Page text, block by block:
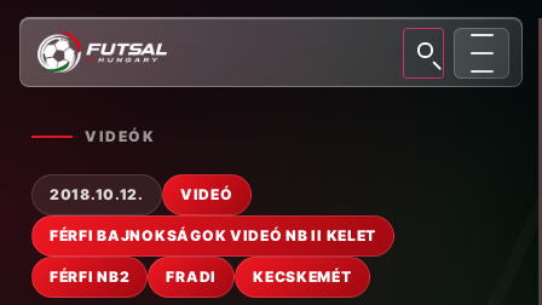
VIDEÓK
2018.10.12. VIDEÓ
FÉRFI BAJNOKSÁGOK VIDEÓ NB II KELET
FÉRFI NB2 FRADI KECSKEMÉT